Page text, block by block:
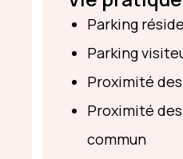
Parking
Parking
Proximité
Proximité
commun